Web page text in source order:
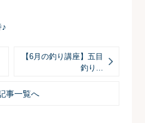
【6月の釣り講座】五目
釣り...
事一覧へ